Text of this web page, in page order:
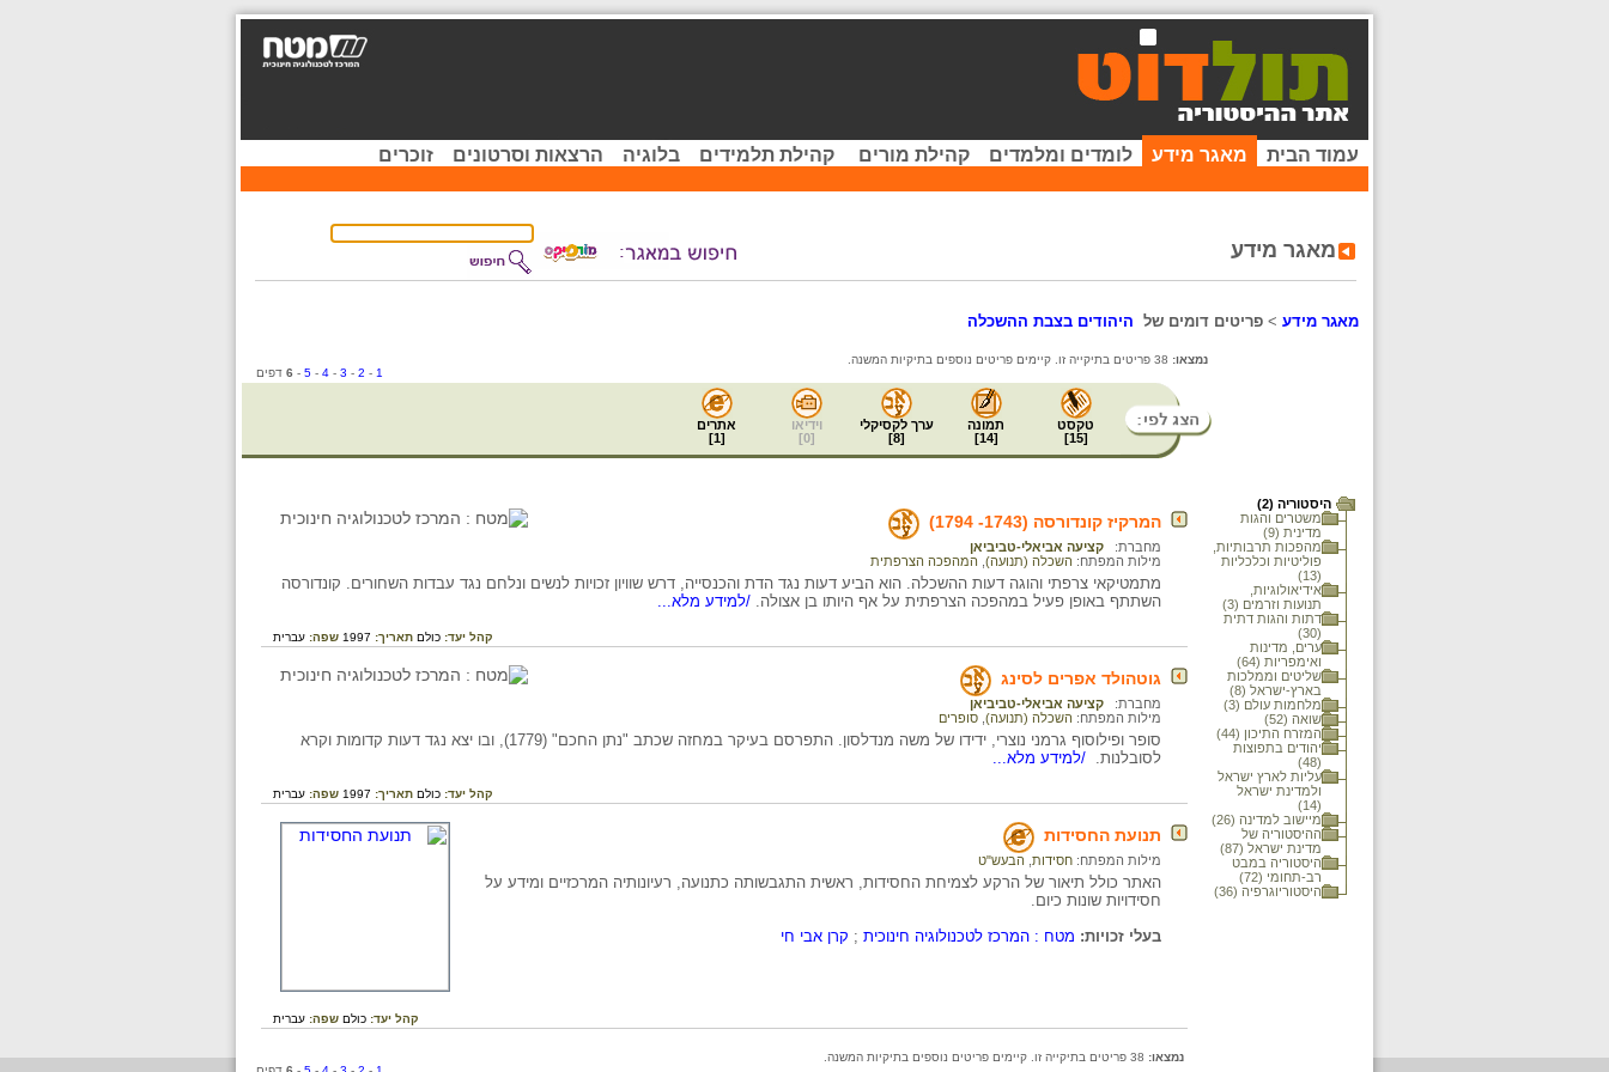
עמוד הבית מאגר מידע לומדים ומלמדים קהילת מורים קהילת תלמידים בלוגיה הרצאות וסרטונים זוכרים
מאגר מידע
מאגר מידע > פריטים דומים של היהודים בצבת ההשכלה
נמצאו:
1
-
2
-
3
-
4
-
5
-
6 דפים
טקסט
[
15
]
תמונה
[
14
]
ערך לקסיקלי
[
8
]
וידיאו
[
0
]
אתרים
[
1
]
היסטוריה (2)
משטרים והגות
מדינית (9)
מהפכות תרבותיות,
פוליטיות וכלכליות
(13)
אידיאולוגיות,
תנועות וזרמים (3)
דתות והגות דתית
(30)
ערים, מדינות
ואימפריות (64)
שליטים וממלכות
בארץ-ישראל (8)
מלחמות עולם (3)
שואה (52)
המזרח התיכון (44)
יהודים בתפוצות
(48)
עליות לארץ ישראל
ולמדינת ישראל
(14)
מיישוב למדינה (26)
ההיסטוריה של
מדינת ישראל (87)
היסטוריה במבט
רב-תחומי (72)
היסטוריוגרפיה (36)
המרקיז קונדורסה (1743- 1794)
מחברת:
קציעה אביאלי-טביביאן
מילות המפתח: השכלה (תנועה) המהפכה הצרפתית
מתמטיקאי צרפתי והוגה דעות ההשכלה. הוא הביע דעות נגד הדת והכנסייה, דרש שוויון זכויות לנשים ונלחם נגד עבדות השחורים. קונדורסה
השתתף באופן פעיל במהפכה הצרפתית על אף היותו בן אצולה. /למידע מלא...
קהל יעד: כולם תאריך: 1997 שפה: עברית
גוטהולד אפרים לסינג
מחברת:
קציעה אביאלי-טביביאן
מילות המפתח: השכלה (תנועה) סופרים
סופר ופילוסוף גרמני נוצרי, ידידו של משה מנדלסון. התפרסם בעיקר במחזה שכתב "נתן החכם" (1779), ובו יצא נגד דעות קדומות וקרא
לסובלנות. /למידע מלא...
קהל יעד: כולם תאריך: 1997 שפה: עברית
תנועת החסידות
מילות המפתח: חסידות הבעש"ט
האתר כולל תיאור של הרקע לצמיחת החסידות, ראשית התגבשותה כתנועה, רעיונותיה המרכזיים ומידע על
חסידויות שונות כיום.
בעלי זכויות: מטח : המרכז לטכנולוגיה חינוכית ; קרן אבי חי
קהל יעד: כולם שפה: עברית
נמצאו: